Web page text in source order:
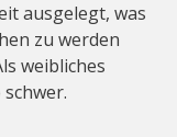
ausgelegt, was
zu werden
weibliches